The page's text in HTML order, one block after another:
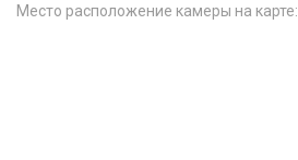
Место расположение камеры на карте: